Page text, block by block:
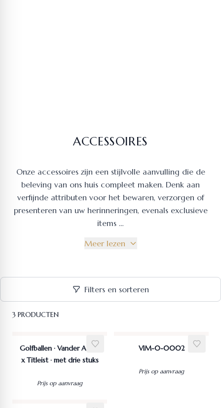
ACCESSOIRES
Onze accessoires zijn een stijlvolle aanvulling die de
beleving van ons huis compleet maken. Denk aan
verfijnde attributen voor het bewaren, verzorgen of
presenteren van uw herinneringen, evenals exclusieve
items …
Meer lezen
Filters en sorteren
3 PRODUCTEN
Golfballen · Vander Avort
x Titleist · met drie stuks
Prijs op aanvraag
VIM-0-0002
Prijs op aanvraag